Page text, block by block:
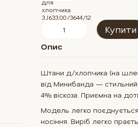
Купити
Опис
Штани д/хлопчика (на
від Минибанда —
4% віскоза. Приємна на
Модель легко
носіння. Виріб легко